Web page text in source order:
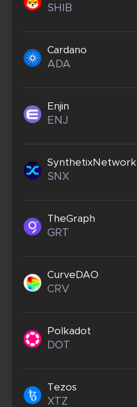
SHIB
Cardano
ADA
Enjin
ENJ
SynthetixNetwork
SNX
TheGraph
GRT
CurveDAO
CRV
Polkadot
DOT
Tezos
XTZ